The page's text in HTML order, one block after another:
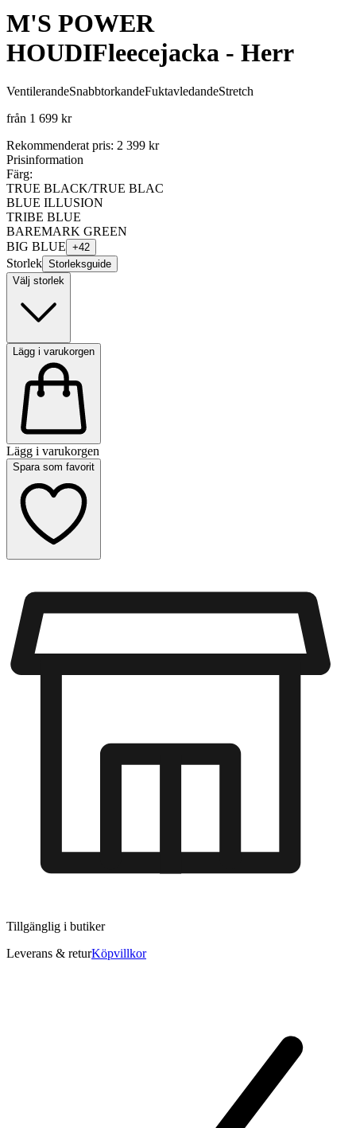
M'S POWER
HOUDIFleecejacka - Herr
VentilerandeSnabbtorkandeFuktavledandeStretch
från 1 699 kr
Rekommenderat pris: 2 399 kr
Prisinformation
Färg:
TRUE BLACK/TRUE BLAC
BLUE ILLUSION
TRIBE BLUE
BAREMARK GREEN
BIG BLUE +42
Storlek Storleksguide
Välj storlek
Lägg i varukorgen
Lägg i varukorgen
Spara som favorit
Tillgänglig i butiker
Leverans & returKöpvillkor